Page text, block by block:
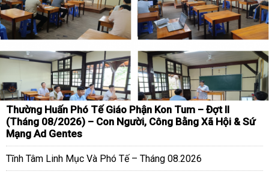
Thường Huấn Phó Tế Giáo Phận Kon Tum – Đợt II
(Tháng 08/2026) – Con Người, Công Bằng Xã Hội & Sứ
Mạng Ad Gentes
Tĩnh Tâm Linh Mục Và Phó Tế – Tháng 08.2026